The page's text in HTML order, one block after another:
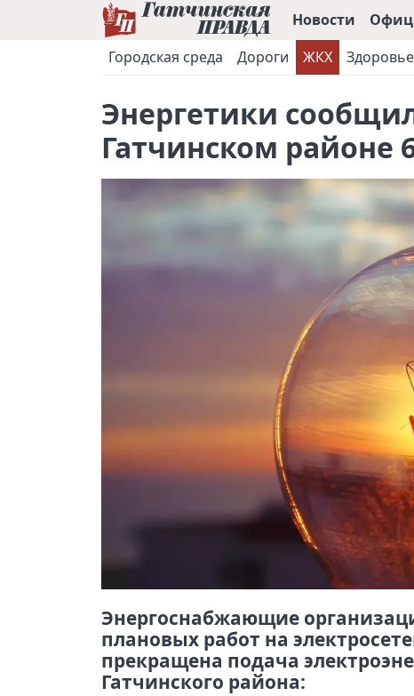
Новости
Городская среда
Дороги ЖКХ Здоровье
Энергетики
Гатчинском районе
Энергоснабжающие
плановых работ на
прекращена подача
Гатчинского района: